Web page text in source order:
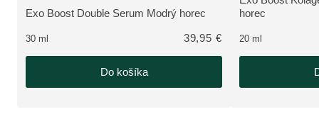
ZOBRAZIŤ PRODUKT:
Exo Boost Double Serum Modrý horec
30 ml 39,95 €
Do košíka
ZOBRAZIŤ
horec
20 ml